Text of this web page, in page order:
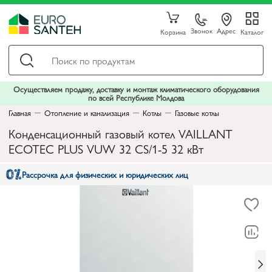
Корзина Звонок Адрес Каталог
Осуществляем продажу, доставку и монтаж климатического оборудования
по всей Республике Молдова
Главная
Отопление и канализация Котлы Газовые котлы
Конденсационный газовый котел VAILLANT
ECOTEC PLUS VUW 32 CS/1-5 32 кВт
Рассрочка для физических и юридических лиц